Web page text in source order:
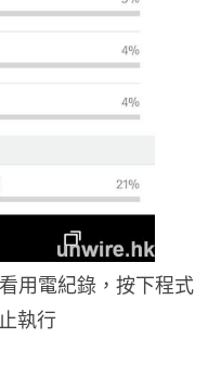
用電紀錄，按下程式
執行